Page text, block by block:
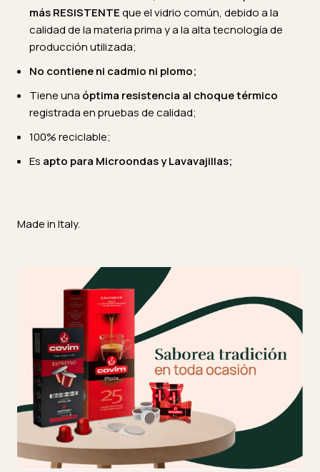
más RESISTENTEque el vidrio común, debido a la
calidad de la materia prima y a la alta tecnología de
producción utilizada;
No contiene ni cadmio ni plomo;
Tiene una óptima resistencia al choque térmico
registrada en pruebas de calidad;
100% reciclable;
Es apto para Microondas y Lavavajillas;
Made in Italy.